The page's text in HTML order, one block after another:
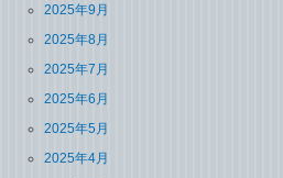
2025年9月
2025年8月
2025年7月
2025年6月
2025年5月
2025年4月